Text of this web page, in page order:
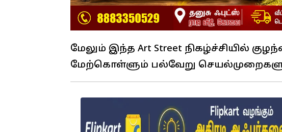
மேலும் இந்த Art Street நிகழ்ச்சியில்
மேற்கொள்ளும் பல்வேறு